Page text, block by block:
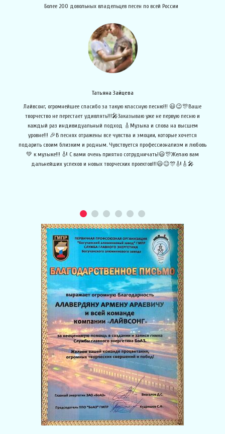
Более 200 довольных владельцев песен по всей России
Татьяна Зайцева
Лайвсонг, огромнейшее спасибо за такую классную песню!!! 😃😉🎊Ваше
творчество не перестает удивлять!!!🎤Заказываю уже не первую песню и
каждый раз индивидуальный подход 🎸Музыка и слова на высшем
уровне!!! 🎉В песнях отражены все чувства и эмоции, которые хочется
подарить своим близким и родным. Чувствуется профессионализм и любовь
💚 к музыке!!! 🎻 С вами очень приятно сотрудничать!😃🎊Желаю вам
дальнейших успехов и новых творческих проектов!!!😃😉🎊🎻🎸🎤